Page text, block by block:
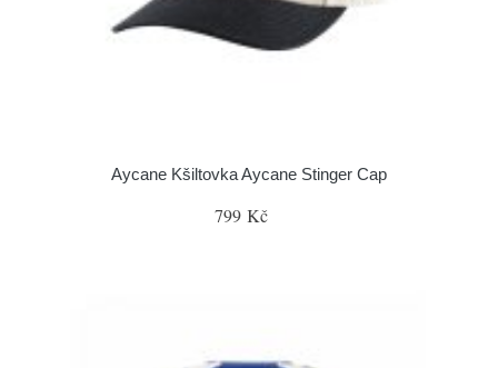
Aycane Kšiltovka Aycane Stinger Cap
799 Kč